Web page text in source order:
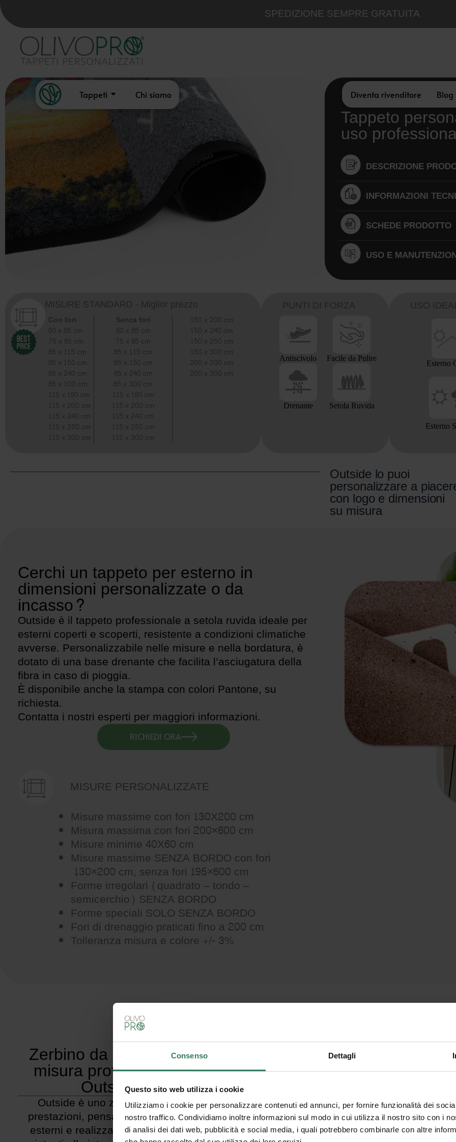
Consenso Dettagli
Questo sito web utilizza i cookie
Utilizziamo i cookie per personalizzare contenuti ed annunci, per fornire funzionalità dei
nostro traffico. Condividiamo inoltre informazioni sul modo in cui utilizza il nostro sito con i
di analisi dei dati web, pubblicità e social media, i quali potrebbero combinarle con altre
SPEDIZIONE SEMPRE GRATUITA
Tappeti Chi siamo Diventa rivenditore Blog
Tappeto
uso
DESCRIZIONE
INFORMAZIONI
SCHEDE PRODOTTO
USO E
MISURE STANDARD - Miglior prezzo
Con fori
60 x 85 cm
75 x 85 cm
85 x 115 cm
85 x 150 cm
85 x 240 cm
85 x 300 cm
115 x 180 cm
115 x 200 cm
115 x 240 cm
115 x 250 cm
115 x 300 cm
Senza fori
60 x 85 cm
75 x 85 cm
85 x 115 cm
85 x 150 cm
85 x 240 cm
85 x 300 cm
115 x 180 cm
115 x 200 cm
115 x 240 cm
115 x 250 cm
115 x 300 cm
150 x 200 cm
150 x 240 cm
150 x 250 cm
150 x 300 cm
200 x 200 cm
200 x 300 cm
PUNTI DI FORZA
Antiscivolo Facile da Pulire
Drenante Setola Ruvida
USO
Esterno
Esterno
Outside lo puoi
personalizzare a
con logo e dimensioni
su misura
Cerchi un tappeto per esterno in
dimensioni personalizzate o da
incasso?
Outside è il tappeto professionale a setola ruvida ideale per
esterni coperti e scoperti, resistente a condizioni climatiche
avverse. Personalizzabile nelle misure e nella bordatura, è
dotato di una base drenante che facilita l’asciugatura della
fibra in caso di pioggia.
È disponibile anche la stampa con colori Pantone, su
richiesta.
Contatta i nostri esperti per maggiori informazioni.
RICHIEDI ORA
MISURE PERSONALIZZATE
Misure massime con fori 130X200 cm
Misura massima con fori 200×600 cm
Misure minime 40X60 cm
Misure massime SENZA BORDO con fori
130×200 cm, senza fori 195×600 cm
Forme irregolari (quadrato – tondo –
semicerchio) SENZA BORDO
Forme speciali SOLO SENZA BORDO
Fori di drenaggio praticati fino a 200 cm
Tolleranza misura e colore +/- 3%
Zerbino da esterno su
misura professionale
Outside
Outside è uno zerbino ad alte
prestazioni, pensato per ambienti
esterni e realizzato con materiali
Dove utilizzarlo e perché
sceglierlo
Outside è ideale per attività che
dispongono di un’area esterna
d’ingresso e vogliono personalizzarla
con un tocco di design, come negozi,